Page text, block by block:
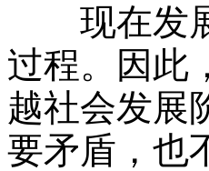
现在发展
过程。因此
越社会发展
要矛盾，也